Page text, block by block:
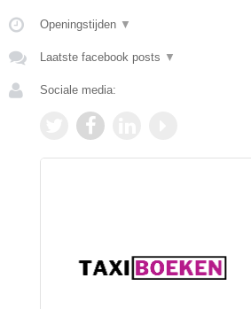
Openingstijden ▼
Laatste facebook posts ▼
Sociale media: